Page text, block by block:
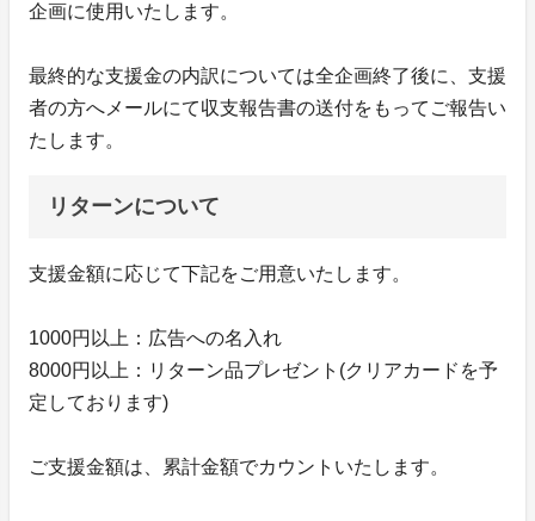
企画に使用いたします。
最終的な支援金の内訳については全企画終了後に、支援
者の方へメールにて収支報告書の送付をもってご報告い
たします。
リターンについて
支援金額に応じて下記をご用意いたします。
1000円以上：広告への名入れ
8000円以上：リターン品プレゼント(クリアカードを予
定しております)
ご支援金額は、累計金額でカウントいたします。